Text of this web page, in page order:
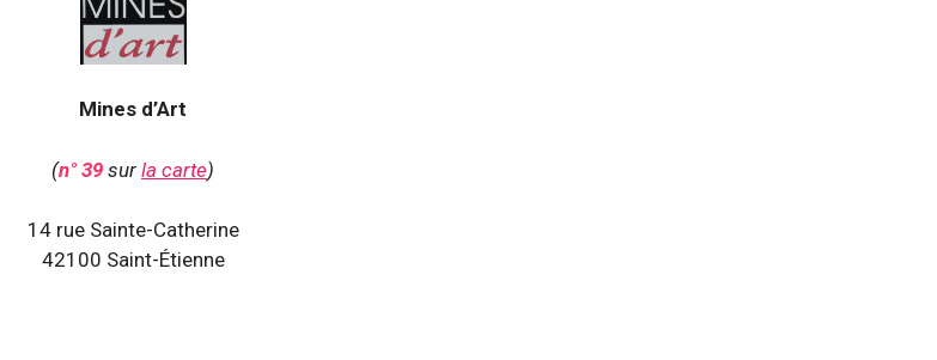
Mines d’Art
(n° 39 sur la carte)
14 rue Sainte-Catherine
42100 Saint-Étienne